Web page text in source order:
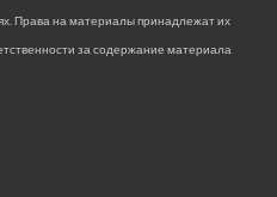
Права на материалы принадлежат их
за содержание материала